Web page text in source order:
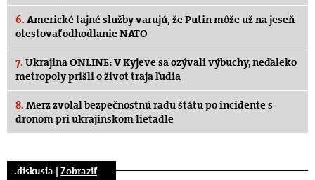
6. Americké tajné služby varujú, že Putin môže už na jeseň
otestovať odhodlanie NATO
7. Ukrajina ONLINE: V Kyjeve sa ozývali výbuchy, neďaleko
metropoly prišli o život traja ľudia
8. Merz zvolal bezpečnostnú radu štátu po incidente s
dronom pri ukrajinskom lietadle
.diskusia | Zobraziť